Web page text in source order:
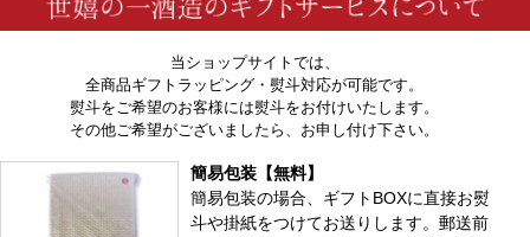
当ショップサイトでは、
全商品ギフトラッピング・熨斗対応が可能です。
熨斗をご希望のお客様には熨斗をお付けいたします。
その他ご希望がございましたら、お申し付け下さい。
簡易包装【無料】
簡易包装の場合、ギフトBOXに直接お熨
斗や掛紙をつけてお送りします。郵送前